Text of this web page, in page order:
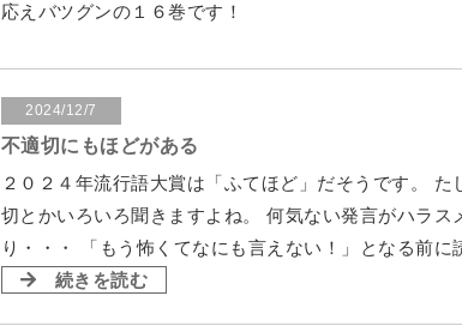
応えバツグンの１６巻です！
2024/12/7
不適切にもほどがある
２０２４年流行語大賞は「ふてほど」だそうです。
切とかいろいろ聞きますよね。 何気ない発言がハラス
り・・・ 「もう怖くてなにも言えない！」となる前に
続きを読む